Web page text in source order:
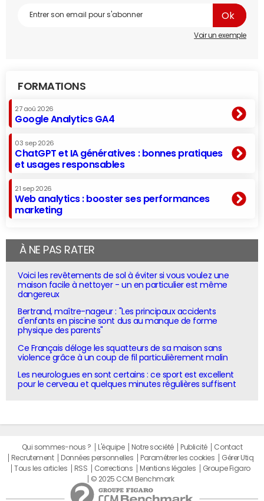
Voir un exemple
FORMATIONS
27 aoû 2026
Google Analytics GA4
03 sep 2026
ChatGPT et IA génératives : bonnes pratiques
et usages responsables
21 sep 2026
Web analytics : booster ses performances
marketing
À NE PAS RATER
Voici les revêtements de sol à éviter si vous voulez une
maison facile à nettoyer - un en particulier est même
dangereux
Bertrand, maître-nageur : "Les principaux accidents
d'enfants en piscine sont dus au manque de forme
physique des parents"
Ce Français déloge les squatteurs de sa maison sans
violence grâce à un coup de fil particulièrement malin
Les neurologues en sont certains : ce sport est excellent
pour le cerveau et quelques minutes régulières suffisent
Qui sommes-nous ? L'équipe Notre société Publicité
Contact
Recrutement
Données personnelles Paramétrer les cookies
Gérer Utiq
Tous les articles
RSS Corrections Mentions légales
Groupe Figaro
© 2025 CCM Benchmark